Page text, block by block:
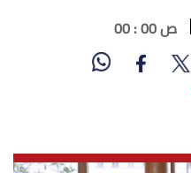
00 : 00 ص